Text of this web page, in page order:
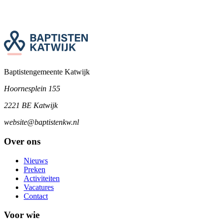
Baptistengemeente Katwijk
Hoornesplein 155
2221 BE Katwijk
website@baptistenkw.nl
Over ons
Nieuws
Preken
Activiteiten
Vacatures
Contact
Voor wie